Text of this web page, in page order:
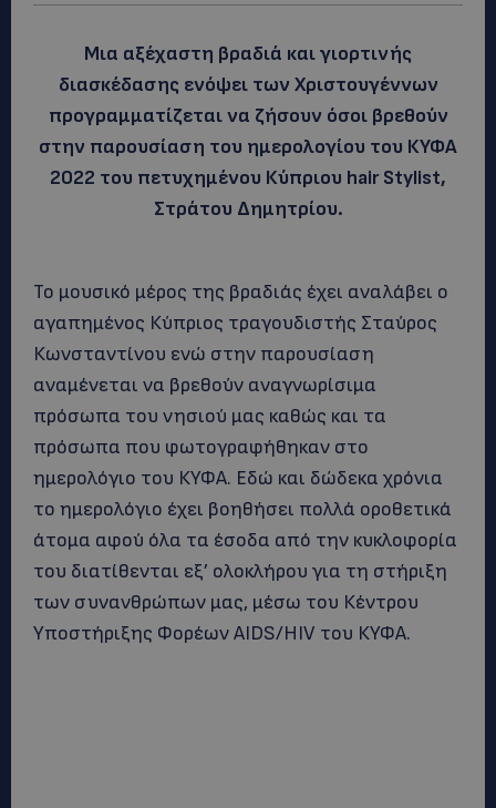
Μια αξέχαστη βραδιά και γιορτινής
διασκέδασης ενόψει των Χριστουγέννων
προγραμματίζεται να ζήσουν όσοι βρεθούν
στην παρουσίαση του ημερολογίου του ΚΥΦΑ
2022 του πετυχημένου Κύπριου hair Stylist,
Στράτου Δημητρίου.
Το μουσικό μέρος της βραδιάς έχει αναλάβει ο
αγαπημένος Κύπριος τραγουδιστής Σταύρος
Κωνσταντίνου ενώ στην παρουσίαση
αναμένεται να βρεθούν αναγνωρίσιμα
πρόσωπα του νησιού μας καθώς και τα
πρόσωπα που φωτογραφήθηκαν στο
ημερολόγιο του ΚΥΦΑ. Εδώ και δώδεκα χρόνια
το ημερολόγιο έχει βοηθήσει πολλά οροθετικά
άτομα αφού όλα τα έσοδα από την κυκλοφορία
του διατίθενται εξ’ ολοκλήρου για τη στήριξη
των συνανθρώπων μας, μέσω του Κέντρου
Υποστήριξης Φορέων AIDS/HIV του ΚΥΦΑ.